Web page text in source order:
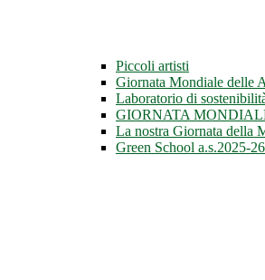
Piccoli artisti
Giornata Mondiale delle
Laboratorio di
GIORNATA
La nostra Giornata della
Green School a.s.2025-26